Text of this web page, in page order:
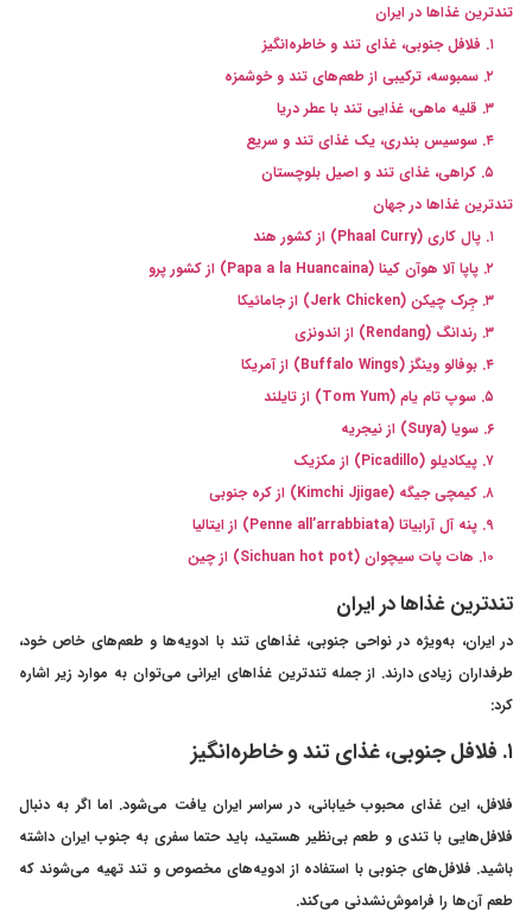
تندترین غذاها در ایران
۱. فلافل جنوبی، غذای تند و خاطره‌انگیز
۲. سمبوسه‌، ترکیبی از طعم‌های تند و خوشمزه
۳. قلیه ماهی، غذایی تند با عطر دریا
۴. سوسیس بندری، یک غذای تند و سریع
۵. کراهی، غذای تند و اصیل بلوچستان
تندترین غذاها در جهان
۱. پال کاری (Phaal Curry) از کشور هند
۲. پاپا آلا هوآن کینا (Papa a la Huancaina) از کشور پرو
۳. جِرک چیکن (Jerk Chicken) از جامائیکا
۳. رندانگ (Rendang) از اندونزی
۴. بوفالو وینگز (Buffalo Wings) از آمریکا
۵. سوپ تام یام (Tom Yum) از تایلند
۶. سویا (Suya) از نیجریه
۷. پیکادیلو (Picadillo) از مکزیک
۸. کیمچی جیگه (Kimchi Jjigae) از کره جنوبی
۹. پنه آل آرابیاتا (Penne all’arrabbiata) از ایتالیا
۱۰. هات پات سیچوان (Sichuan hot pot) از چین
تندترین غذاها در ایران
در ایران، به‌ویژه در نواحی جنوبی، غذاهای تند با ادویه‌ها و طعم‌های خاص خود،
طرفداران زیادی دارند. از جمله تندترین غذاهای ایرانی می‌توان به موارد زیر اشاره
کرد:
۱. فلافل جنوبی، غذای تند و خاطره‌انگیز
فلافل، این غذای محبوب خیابانی، در سراسر ایران یافت می‌شود. اما اگر به دنبال
فلافل‌هایی با تندی و طعم بی‌نظیر هستید، باید حتما سفری به جنوب ایران داشته
باشید. فلافل‌های جنوبی با استفاده از ادویه‌های مخصوص و تند تهیه می‌شوند که
طعم آن‌ها را فراموش‌نشدنی می‌کند.